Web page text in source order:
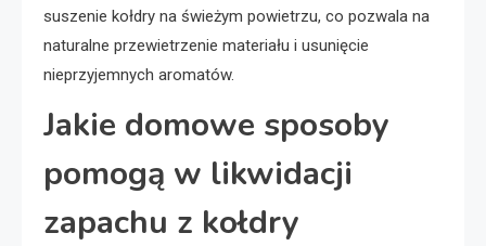
suszenie kołdry na świeżym powietrzu, co pozwala na
naturalne przewietrzenie materiału i usunięcie
nieprzyjemnych aromatów.
Jakie domowe sposoby
pomogą w likwidacji
zapachu z kołdry